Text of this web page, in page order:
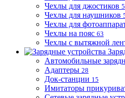
Чехлы для джостиков 5
Чехлы для наушников
Чехлы для
Чехлы на пояс 63
Чехлы с вытяжной
Автомобильные
Адаптеры 28
Док-станции 15
Имитаторы